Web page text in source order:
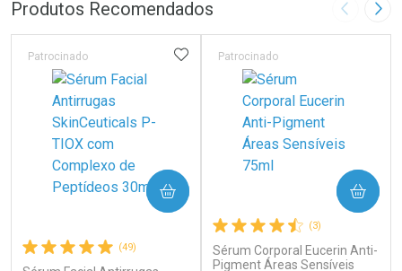
Ativar Desconto
Por R$ 99,90/cada
Por Menos
Por R$ 99,90/cada
Produtos Recomendados Imagem
(49)
Patrocinado ADICIONAR AOS FAVORITOS
COMPRAR
(3)
Sérum Corporal Eucerin Anti-
Pigment Áreas Sensíveis
Patrocinado
COMPRAR